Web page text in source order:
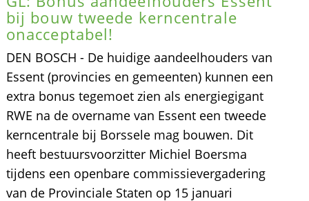
bij bouw tweede kerncentrale
onacceptabel!
DEN BOSCH - De huidige aandeelhouders van
Essent (provincies en gemeenten) kunnen een
extra bonus tegemoet zien als energiegigant
RWE na de overname van Essent een tweede
kerncentrale bij Borssele mag bouwen. Dit
heeft bestuursvoorzitter Michiel Boersma
tijdens een openbare commissievergadering
van de Provinciale Staten op 15 januari